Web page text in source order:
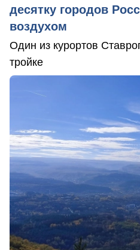
десятку городов
воздухом
Один из курортов
тройке